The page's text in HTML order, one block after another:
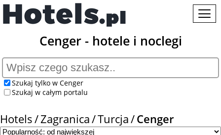
Cenger - hotele i noclegi
Szukaj tylko w Cenger
Szukaj w całym portalu
Hotels Zagranica Turcja Cenger